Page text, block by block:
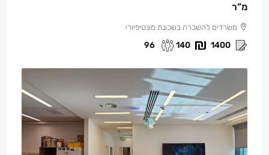
מ”ר
משרדים להשכרה בשכונת מונטיפיורי
1400
140
96